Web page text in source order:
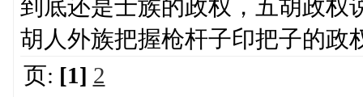
到底还是士族的政权，五胡政权
胡人外族把握枪杆子印把子的政
页: [1] 2